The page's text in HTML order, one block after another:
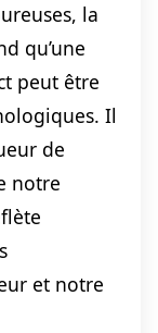
la
qu’une
peut être
Il
de
notre
et notre